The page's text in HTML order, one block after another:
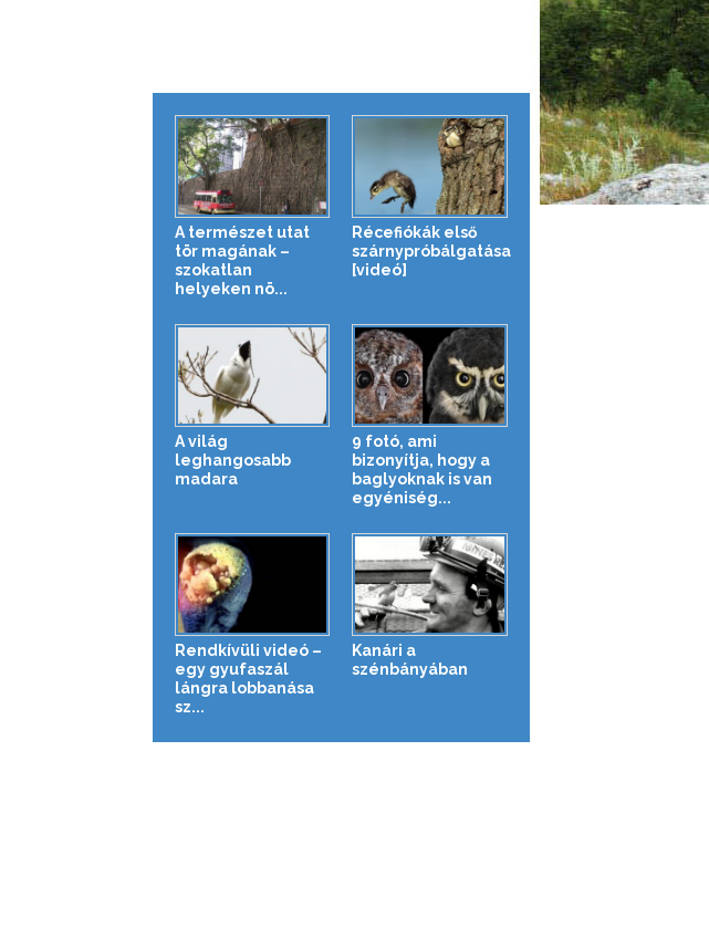
A természet utat
tör magának –
szokatlan
helyeken nö...
Récefiókák első
szárnypróbálgatása
[videó]
A világ
leghangosabb
madara
9 fotó, ami
bizonyítja, hogy a
baglyoknak is van
egyéniség...
Rendkívüli videó –
egy gyufaszál
lángra lobbanása
sz...
Kanári a
szénbányában